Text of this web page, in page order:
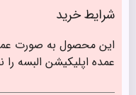
شرایط خرید
این محصول به صورت
عمده اپلیکیشن البسه